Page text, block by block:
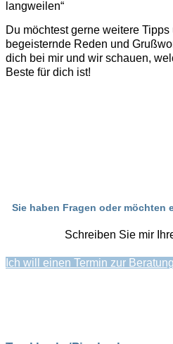
langweilen“
Du möchtest gerne weitere
begeisternde Reden und
dich bei mir und wir schauen,
Beste für dich ist!
Sie haben Fragen oder möchten
Schreiben Sie mir
Ich will einen Termin zur